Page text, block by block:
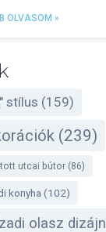
OLVASOM »
stílus (159)
(239)
utcai bútor(86)
konyha (102)
olasz dizájn